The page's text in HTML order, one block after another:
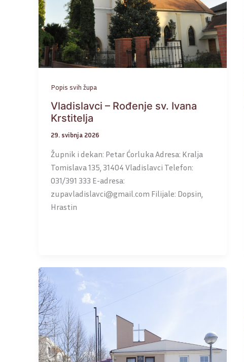
Popis svih župa
Vladislavci – Rođenje sv. Ivana
Krstitelja
29. svibnja 2026
Župnik i dekan: Petar Ćorluka Adresa: Kralja
Tomislava 135, 31404 Vladislavci Telefon:
031/391 333 E-adresa:
zupavladislavci@gmail.com Filijale: Dopsin,
Hrastin